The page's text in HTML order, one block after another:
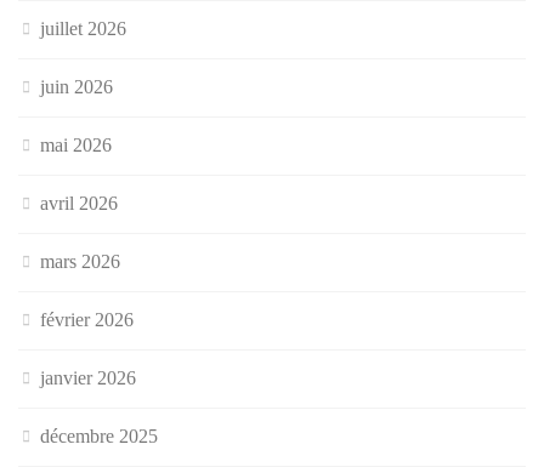
juillet 2026
juin 2026
mai 2026
avril 2026
mars 2026
février 2026
janvier 2026
décembre 2025